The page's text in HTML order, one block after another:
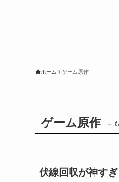
ホーム ゲーム原作
ゲーム原作 –
伏線回収が神すぎ